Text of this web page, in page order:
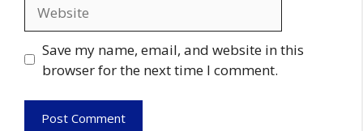
Save my name, email, and website in this
browser for the next time I comment.